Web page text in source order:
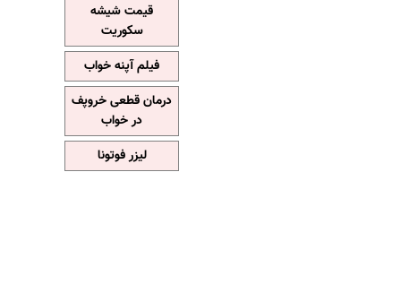
قیمت شیشه
سکوریت
فیلم آپنه خواب
درمان قطعی خروپف
در خواب
لیزر فوتونا